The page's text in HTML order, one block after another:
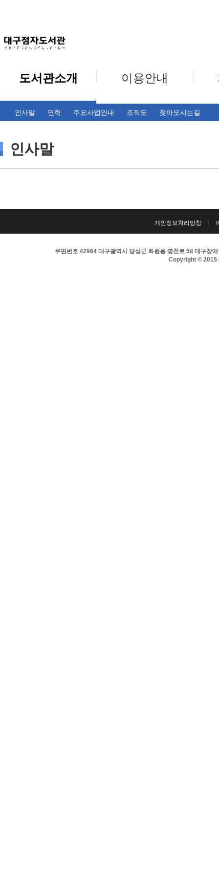
도서관소개
인사말 연혁 주요사업안내 조직도 찾아오시는길
이용안내
인사말
개인정보처리방침
우편번호 42964 대구광역시 달성군 화원읍 명천로 58 대구장
Copyright © 2015